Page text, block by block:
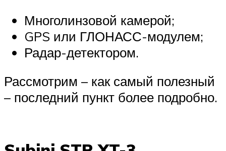
Многолинзовой камерой;
GPS или ГЛОНАСС-модулем;
Радар-детектором.
Рассмотрим – как самый полезный
– последний пункт более подробно.